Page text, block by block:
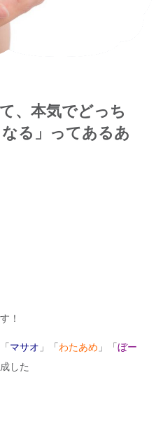
、本気でどっち
る」ってあるあ
！
マサオ 」「 わたあめ 」「ぼー
した